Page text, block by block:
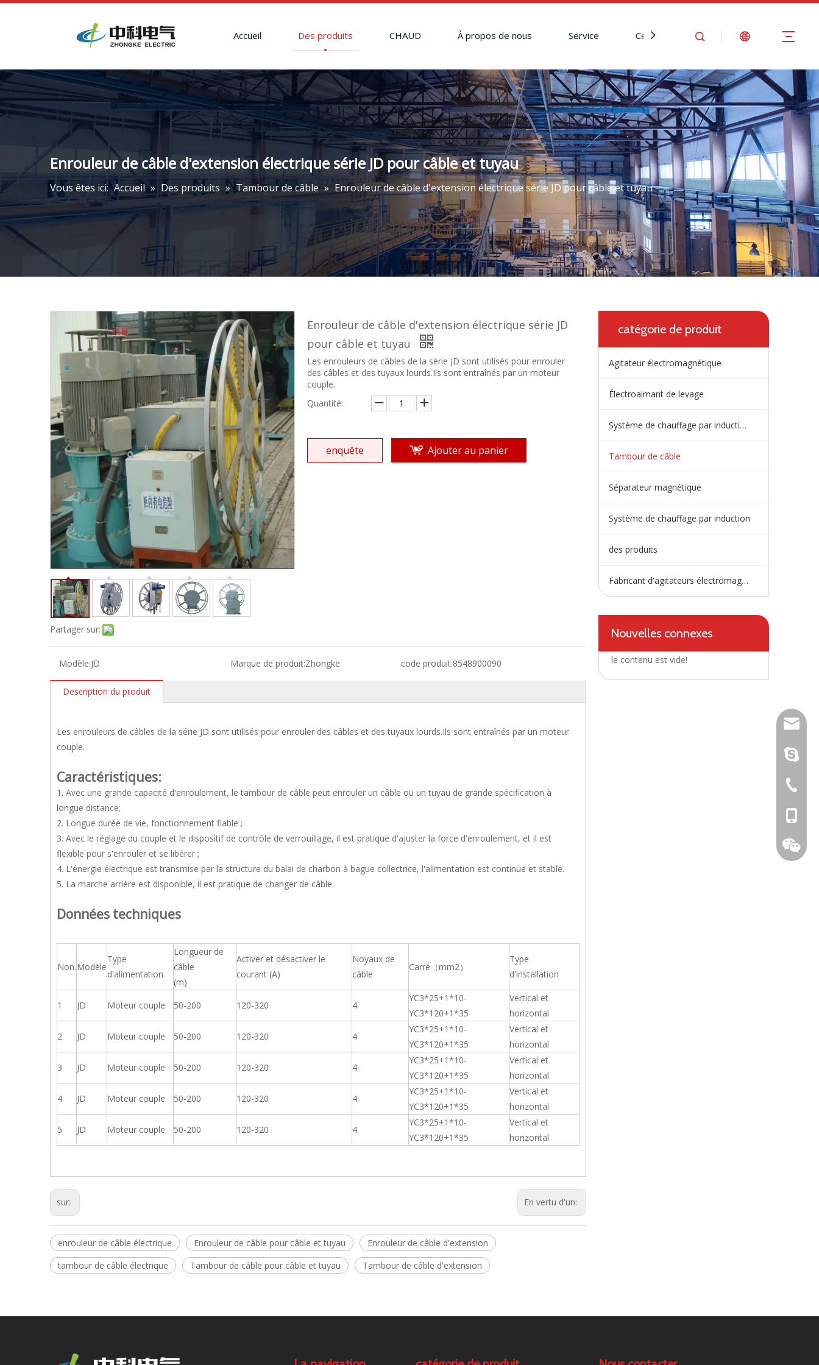
Accueil Des produits CHAUD À propos de nous Service Centre d'Information Nous
Enrouleur de câble d'extension électrique série JD pour câble et tuyau
Vous êtes ici: Accueil » Des produits » Tambour de câble » Enrouleur de câble d'extension électrique série JD pour câble et tuyau
Partager sur:
Enrouleur de câble d'extension électrique série JD
pour câble et tuyau
Les enrouleurs de câbles de la série JD sont utilisés pour enrouler
des câbles et des tuyaux lourds.Ils sont entraînés par un moteur
couple.
Quantité:
enquête Ajouter au panier
Modèle:JD Marque de produit:Zhongke code produit:8548900090
Description du produit
Les enrouleurs de câbles de la série JD sont utilisés pour enrouler des câbles et des tuyaux lourds.Ils sont entraînés par un moteur
couple.
Caractéristiques:
1. Avec une grande capacité d'enroulement, le tambour de câble peut enrouler un câble ou un tuyau de grande spécification à
longue distance;
2. Longue durée de vie, fonctionnement fiable ;
3. Avec le réglage du couple et le dispositif de contrôle de verrouillage, il est pratique d'ajuster la force d'enroulement, et il est
flexible pour s'enrouler et se libérer ;
4. L'énergie électrique est transmise par la structure du balai de charbon à bague collectrice, l'alimentation est continue et stable.
5. La marche arrière est disponible, il est pratique de changer de câble.
Données techniques
Non.Modèle
Type
d'alimentation
Longueur de
câble
(m)
Activer et désactiver le
courant (A)
Noyaux de
câble
Carré（mm2）
Type
d'installation
1 JD Moteur couple 50-200 120-320 4
YC3*25+1*10-
YC3*120+1*35
Vertical et
horizontal
2
JD Moteur couple 50-200 120-320 4
YC3*25+1*10-
YC3*120+1*35
Vertical et
horizontal
3
JD Moteur couple 50-200 120-320 4
YC3*25+1*10-
YC3*120+1*35
Vertical et
horizontal
4
JD Moteur couple 50-200 120-320 4
YC3*25+1*10-
YC3*120+1*35
Vertical et
horizontal
5
JD Moteur couple 50-200 120-320 4
YC3*25+1*10-
YC3*120+1*35
Vertical et
horizontal
sur: En vertu d'un:
enrouleur de câble électrique Enrouleur de câble pour câble et tuyau
Enrouleur de câble d'extension
tambour de câble électrique
Tambour de câble pour câble et tuyau Tambour de câble d'extension
catégorie de produit
Agitateur électromagnétique
Électroaimant de levage
Système de chauffage par induction de répartiteur
Tambour de câble
Séparateur magnétique
Système de chauffage par induction
des produits
Fabricant d'agitateurs électromagnétiques
Nouvelles connexes
le contenu est vide!
+86-